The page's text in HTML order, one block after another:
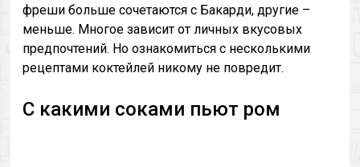
фреши больше сочетаются с Бакарди, другие –
меньше. Многое зависит от личных вкусовых
предпочтений. Но ознакомиться с несколькими
рецептами коктейлей никому не повредит.
С какими соками пьют ром